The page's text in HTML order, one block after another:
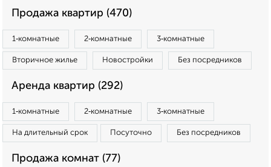
Продажа квартир (470)
1‑комнатные 2‑комнатные 3‑комнатные
Вторичное жилье Новостройки Без посредников
Аренда квартир (292)
1‑комнатные 2‑комнатные 3‑комнатные
На длительный срок Посуточно Без посредников
Продажа комнат (77)